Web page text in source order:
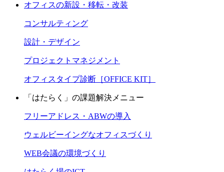
オフィスの新設・移転・改装
コンサルティング
設計・デザイン
プロジェクトマネジメント
オフィスタイプ診断［OFFICE KIT］
「はたらく」の課題解決メニュー
フリーアドレス・ABWの導入
ウェルビーイングなオフィスづくり
WEB会議の環境づくり